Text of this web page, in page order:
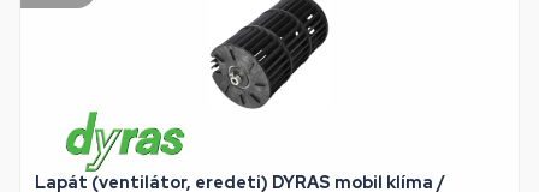
Lapát (ventilátor, eredeti) DYRAS mobil klíma /